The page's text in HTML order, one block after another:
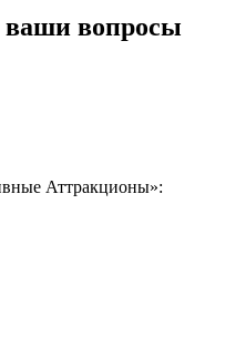
ваши вопросы
Аттракционы»: